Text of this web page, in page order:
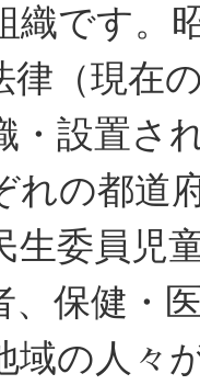
織です。
律（現在
・設置さ
れの都道
生委員児
、保健・
域の人々